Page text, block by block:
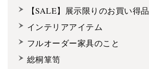
【SALE】展示限りのお買い得品
インテリアアイテム
フルオーダー家具のこと
総桐箪笥